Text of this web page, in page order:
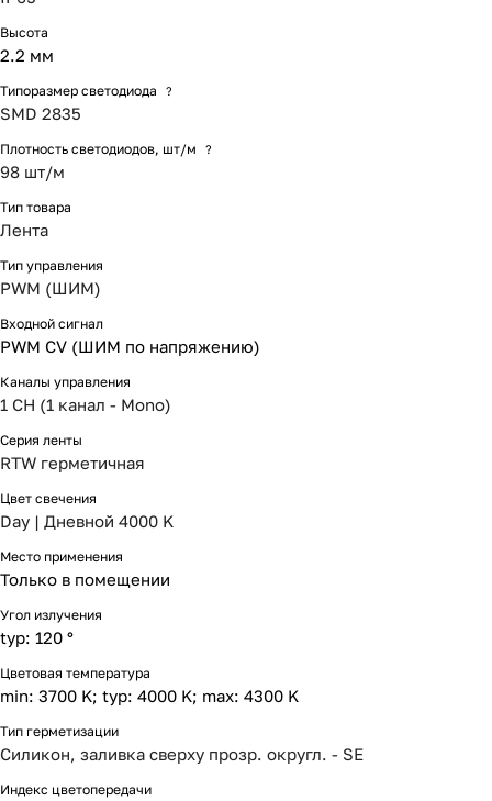
Высота
2.2 мм
Типоразмер светодиода ?
SMD 2835
Плотность светодиодов, шт/м ?
98 шт/м
Тип товара
Лента
Тип управления
PWM (ШИМ)
Входной сигнал
PWM СV (ШИМ по напряжению)
Каналы управления
1 CH (1 канал - Mono)
Серия ленты
RTW герметичная
Цвет свечения
Day | Дневной 4000 K
Место применения
Только в помещении
Угол излучения
typ: 120 °
Цветовая температура
min: 3700 K; typ: 4000 K; max: 4300 K
Тип герметизации
Силикон, заливка сверху прозр. округл. - SE
Индекс цветопередачи